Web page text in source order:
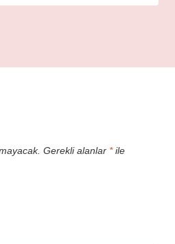
Gerekli alanlar *ile